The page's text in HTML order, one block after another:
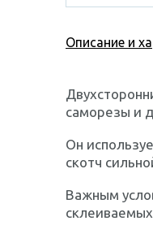
Описание и
саморезы и
Он
скотч
Важным